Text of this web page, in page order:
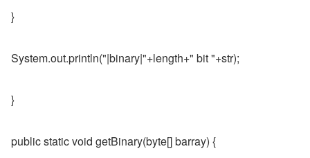
}
System.out.println("|binary|"+length+" bit "+str);
}
public static void getBinary(byte[] barray) {